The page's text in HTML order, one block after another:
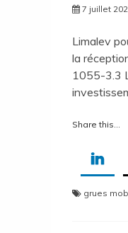
7 juillet
Limalev
la
1055-3.3
Share this...
grues